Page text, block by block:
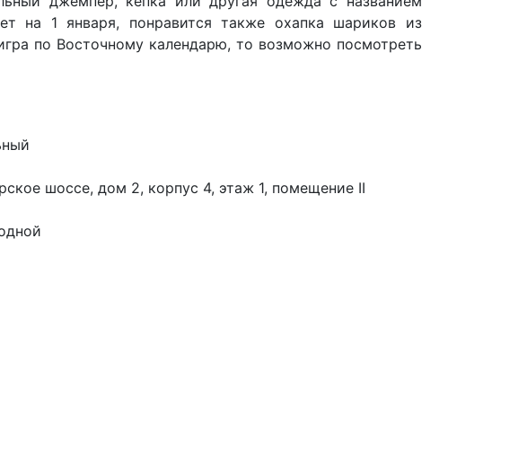
на 1 января, понравится также охапка шариков из
по Восточному календарю, то возможно посмотреть
шоссе, дом 2, корпус 4, этаж 1, помещение II